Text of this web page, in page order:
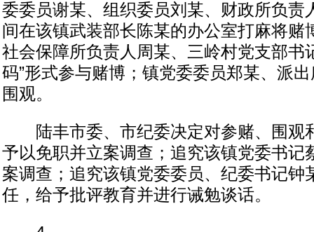
委委员谢某、组织委员刘某、财政所负责
间在该镇武装部长陈某的办公室打麻将赌
社会保障所负责人周某、三岭村党支部书
码”形式参与赌博；镇党委委员郑某、派
围观。
陆丰市委、市纪委决定对参赌、围观
予以免职并立案调查；追究该镇党委书记
案调查；追究该镇党委委员、纪委书记钟
任，给予批评教育并进行诫勉谈话。